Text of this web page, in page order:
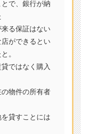
で、銀行が納
る保証はない
ができるとい
。
ではなく購入
物件の所有者
貸すことには